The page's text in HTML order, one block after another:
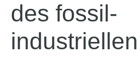
des fossil-
industriellen